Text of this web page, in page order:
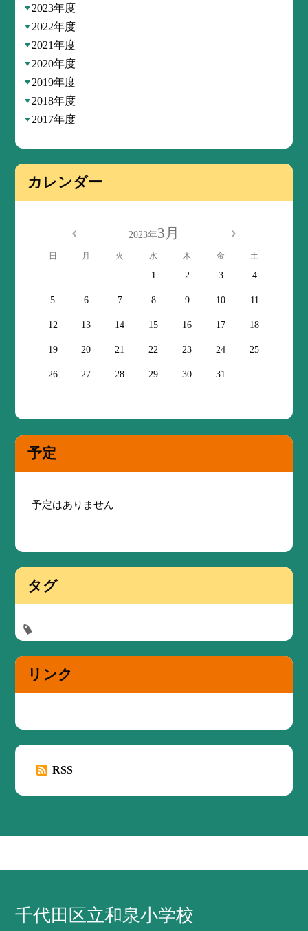
2023年度
2022年度
2021年度
2020年度
2019年度
2018年度
2017年度
カレンダー
2023年3月
日 月 火 水 木 金 土
1 2 3 4
5 6 7 8 9 10 11
12 13 14 15 16 17 18
19 20 21 22 23 24 25
26 27 28 29 30 31
予定
予定はありません
タグ
リンク
RSS
千代田区立和泉小学校